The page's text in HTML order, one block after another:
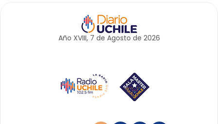
Año XVIII, 7 de Agosto de 2026